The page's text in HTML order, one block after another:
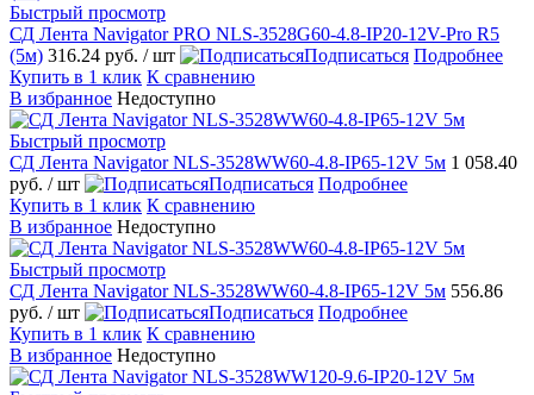
Быстрый просмотр
СД Лента Navigator PRO NLS-3528G60-4.8-IP20-12V-Pro R5
(5м) 316.24 руб. / шт Подписаться Подробнее
Купить в 1 клик К сравнению
В избранное Недоступно
Быстрый просмотр
СД Лента Navigator NLS-3528WW60-4.8-IP65-12V 5м 1 058.40
руб. / шт Подписаться Подробнее
Купить в 1 клик К сравнению
В избранное Недоступно
Быстрый просмотр
СД Лента Navigator NLS-3528WW60-4.8-IP65-12V 5м 556.86
руб. / шт Подписаться Подробнее
Купить в 1 клик К сравнению
В избранное Недоступно